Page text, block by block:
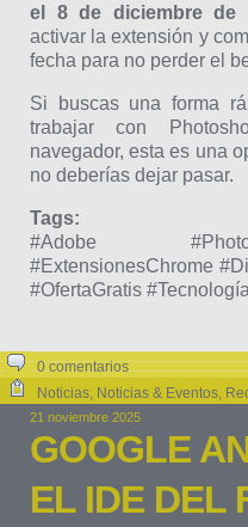
el 8 de diciembre de
activar la extensión y
fecha para no perder el
Si buscas una forma
trabajar con
navegador, esta es una
no deberías dejar pasar.
Tags:
#Adobe
#ExtensionesChrome
#OfertaGratis
0 comentarios
Noticias, Noticias & Eventos,
21 noviembre 2025
GOOGLE
EL IDE DEL